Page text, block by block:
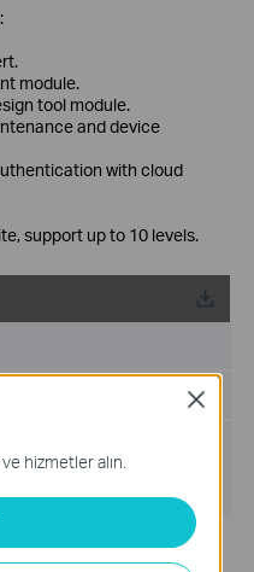
module.
tool module.
and device
with cloud
support up to 10 levels.
Server 2008 64bits
hizmetler alın.
Close